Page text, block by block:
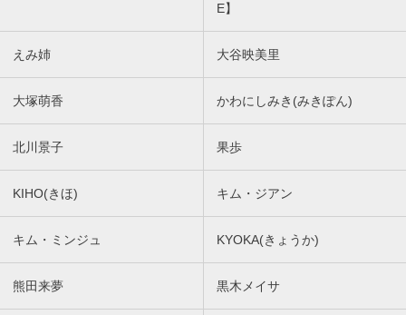
E】
えみ姉 大谷映美里
大塚萌香 かわにしみき(みきぽん)
北川景子 果歩
KIHO(きほ) キム・ジアン
キム・ミンジュ KYOKA(きょうか)
熊田来夢 黒木メイサ